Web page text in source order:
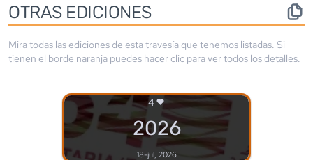
OTRAS EDICIONES
Mira todas las ediciones de esta travesía que tenemos listadas. Si
tienen el borde naranja puedes hacer clic para ver todos los detalles.
4
2026
18-jul, 2026